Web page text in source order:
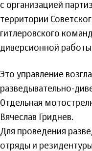
с организацией
территории
гитлеровского
диверсионной
Это управление
разведывательно-
Отдельная
Вячеслав Гриднев.
Для проведения
отряды и